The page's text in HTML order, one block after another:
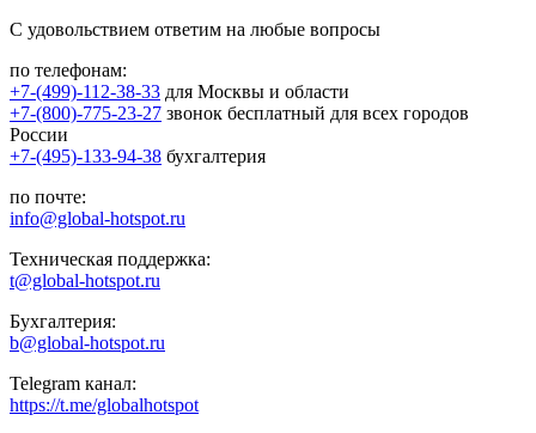
С удовольствием ответим на любые вопросы
по телефонам:
+7-(499)-112-38-33 для Москвы и области
+7-(800)-775-23-27 звонок бесплатный для всех городов
России
+7-(495)-133-94-38 бухгалтерия
по почте:
info@global-hotspot.ru
Техническая поддержка:
t@global-hotspot.ru
Бухгалтерия:
b@global-hotspot.ru
Telegram канал:
https://t.me/globalhotspot